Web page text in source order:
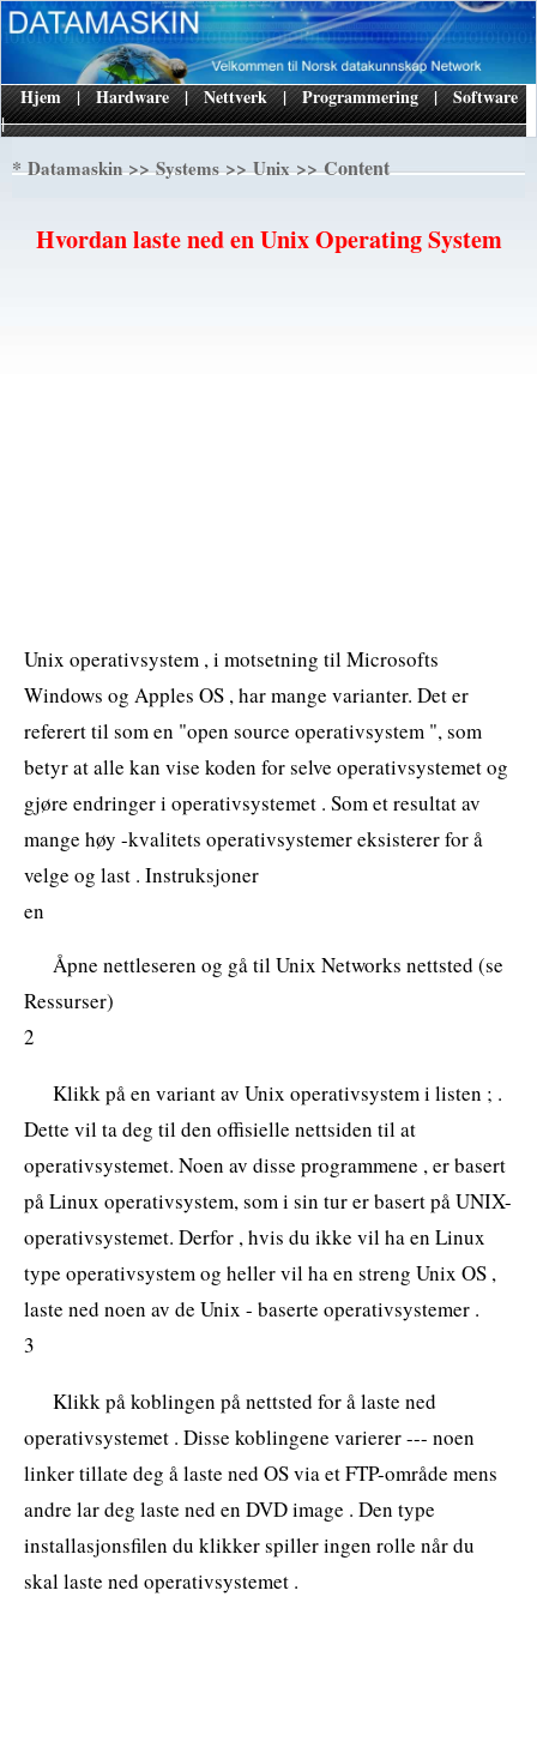
|
Hjem | Hardware | Nettverk | Programmering | Software
*Datamaskin>>Systems>>Unix>> Content
Hvordan laste ned en Unix Operating System
Unix operativsystem , i motsetning til Microsofts
Windows og Apples OS , har mange varianter. Det er
referert til som en "open source operativsystem ", som
betyr at alle kan vise koden for selve operativsystemet og
gjøre endringer i operativsystemet . Som et resultat av
mange høy -kvalitets operativsystemer eksisterer for å
velge og last . Instruksjoner
en
Åpne nettleseren og gå til Unix Networks nettsted (se
Ressurser)
2
Klikk på en variant av Unix operativsystem i listen ; .
Dette vil ta deg til den offisielle nettsiden til at
operativsystemet. Noen av disse programmene , er basert
på Linux operativsystem, som i sin tur er basert på UNIX-
operativsystemet. Derfor , hvis du ikke vil ha en Linux
type operativsystem og heller vil ha en streng Unix OS ,
laste ned noen av de Unix - baserte operativsystemer .
3
Klikk på koblingen på nettsted for å laste ned
operativsystemet . Disse koblingene varierer --- noen
linker tillate deg å laste ned OS via et FTP-område mens
andre lar deg laste ned en DVD image . Den type
installasjonsfilen du klikker spiller ingen rolle når du
skal laste ned operativsystemet .